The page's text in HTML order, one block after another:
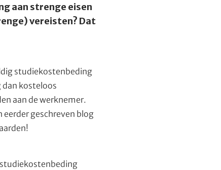
aan strenge eisen
vereisten? Dat
studiekostenbeding
dan kosteloos
aan de werknemer.
eerder geschreven blog